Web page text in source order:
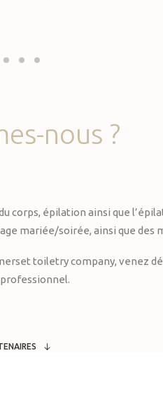
nous ?
corps, épilation ainsi que
mariée/soirée, ainsi que des
toiletry company, venez